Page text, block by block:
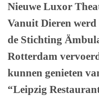
Nieuwe Luxor
Vanuit Dieren
de Stichting
Rotterdam
kunnen genieten
“Leipzig